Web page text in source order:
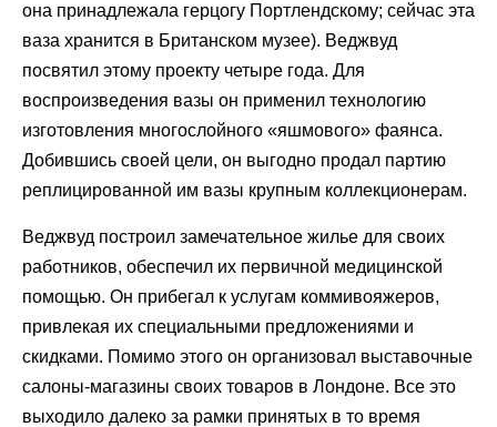
она принадлежала герцогу Портлендскому; сейчас эта
ваза хранится в Британском музее). Веджвуд
посвятил этому проекту четыре года. Для
воспроизведения вазы он применил технологию
изготовления многослойного «яшмового» фаянса.
Добившись своей цели, он выгодно продал партию
реплицированной им вазы крупным коллекционерам.
Веджвуд построил замечательное жилье для своих
работников, обеспечил их первичной медицинской
помощью. Он прибегал к услугам коммивояжеров,
привлекая их специальными предложениями и
скидками. Помимо этого он организовал выставочные
салоны-магазины своих товаров в Лондоне. Все это
выходило далеко за рамки принятых в то время